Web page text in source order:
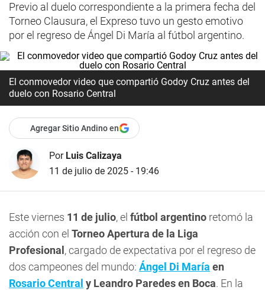
Previo al duelo correspondiente a la primera fecha del
Torneo Clausura, el Expreso tuvo un gesto emotivo
por el regreso de Ángel Di María al fútbol argentino.
El conmovedor video que compartió Godoy Cruz antes del
duelo con Rosario Central
Agregar Sitio Andino en
Por Luis Calizaya
11 de julio de 2025 - 19:46
Este viernes 11 de julio, el fútbol argentino retomó la
acción con el Torneo Apertura de la Liga
Profesional , cargado de expectativa por el regreso de
dos campeones del mundo: Ángel Di María en
Rosario Central y Leandro Paredes en Boca. En la